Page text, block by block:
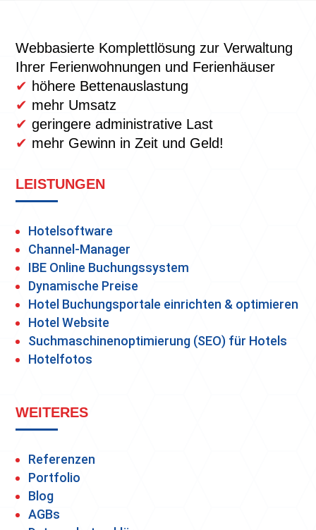
Webbasierte Komplettlösung zur Verwaltung
Ihrer Ferienwohnungen und Ferienhäuser
✔ höhere Bettenauslastung
✔ mehr Umsatz
✔ geringere administrative Last
✔ mehr Gewinn in Zeit und Geld!
LEISTUNGEN
Hotelsoftware
Channel-Manager
IBE Online Buchungssystem
Dynamische Preise
Hotel Buchungsportale einrichten & optimieren
Hotel Website
Suchmaschinenoptimierung (SEO) für Hotels
Hotelfotos
WEITERES
Referenzen
Portfolio
Blog
AGBs